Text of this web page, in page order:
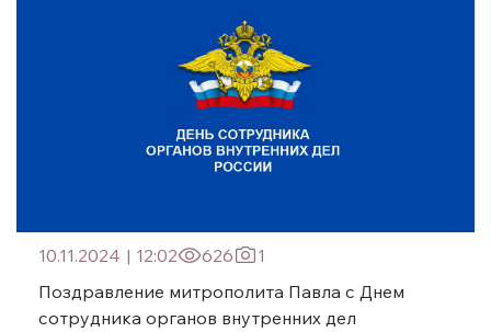
10.11.2024 | 12:02 626
1
Поздравление митрополита Павла с Днем
сотрудника органов внутренних дел